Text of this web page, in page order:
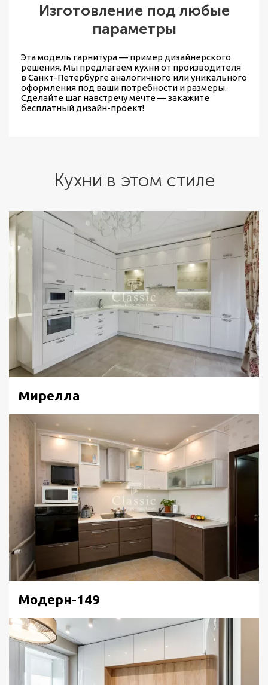
Изготовление под любые
параметры
Эта модель гарнитура — пример дизайнерского
решения. Мы предлагаем кухни от производителя
в Санкт-Петербургеаналогичного или уникального
оформления под ваши потребности и размеры.
Сделайте шаг навстречу мечте — закажите
бесплатный дизайн-проект!
Кухни в этом стиле
Мирелла
Модерн-149